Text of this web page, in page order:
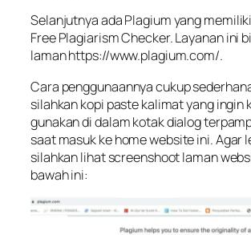
Selanjutnya ada Plagium yang
Free Plagiarism Checker. Layanan ini
laman https://www.plagium.com/.
Cara penggunaannya cukup
silahkan kopi paste kalimat yang ingin
gunakan di dalam kotak dialog
saat masuk ke home website ini. Agar
silahkan lihat screenshoot laman
bawah ini: